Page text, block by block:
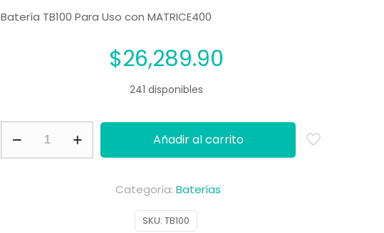
Batería TB100 Para Uso con MATRICE400
$26,289.90
241 disponibles
Añadir al carrito
SKU: TB100
Categoría: Baterías